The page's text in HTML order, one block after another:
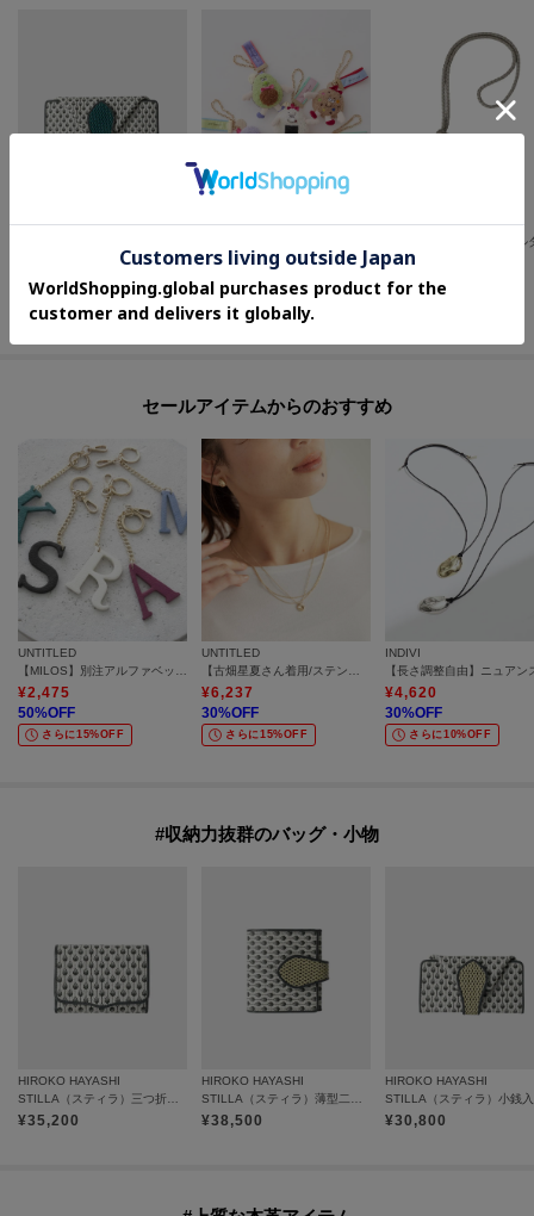
HIROKO HAYASHI
OPAQUE.CLIP
¥ 3,979
HIROFU
¥24,200
セールアイテムからのおすすめ
UNTITLED
¥2,475
50%OFF
さらに15%OFF
UNTITLED
¥6,237
30%OFF
さらに15%OFF
INDIVI
¥4,620
30%OFF
さらに10%OFF
#収納力抜群のバッグ・小物
HIROKO HAYASHI
STILLA（スティラ）三つ折り財布
¥35,200
HIROKO HAYASHI
STILLA（スティラ）薄型二つ折り財布
¥38,500
HIROKO HAYASHI
STILLA（スティラ）小銭
¥30,800